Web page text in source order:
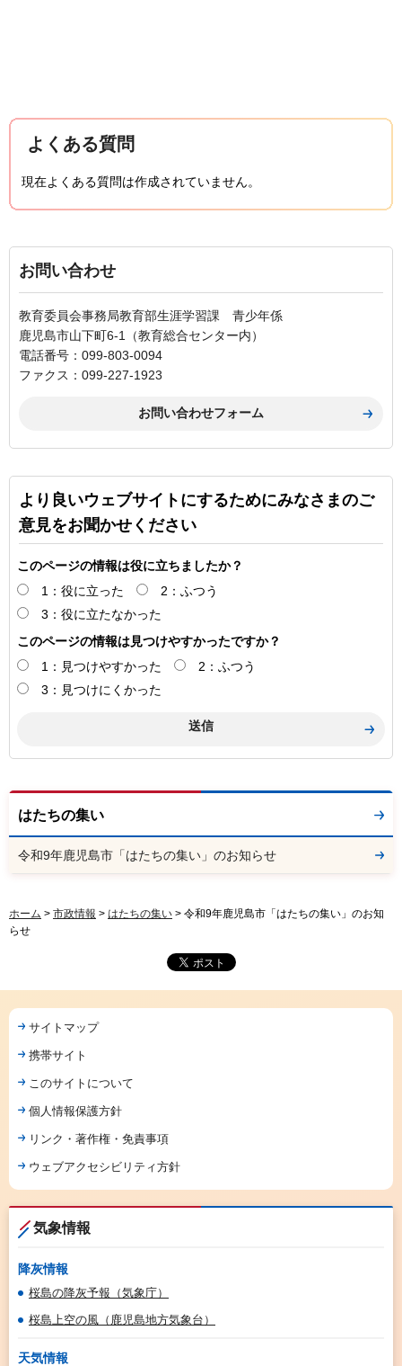
よくある質問
現在よくある質問は作成されていません。
お問い合わせ
教育委員会事務局教育部生涯学習課 青少年係
鹿児島市山下町6-1（教育総合センター内）
電話番号：099-803-0094
ファクス：099-227-1923
より良いウェブサイトにするためにみなさまのご
意見をお聞かせください
このページの情報は役に立ちましたか？
1：役に立った
2：ふつう
3：役に立たなかった
このページの情報は見つけやすかったですか？
1：見つけやすかった
2：ふつう
3：見つけにくかった
はたちの集い
令和9年鹿児島市「はたちの集い」のお知らせ
ホーム > 市政情報 > はたちの集い > 令和9年鹿児島市「はたちの集い」のお知
らせ
サイトマップ
携帯サイト
このサイトについて
個人情報保護方針
リンク・著作権・免責事項
ウェブアクセシビリティ方針
気象情報
降灰情報
桜島の降灰予報（気象庁）
桜島上空の風（鹿児島地方気象台）
天気情報